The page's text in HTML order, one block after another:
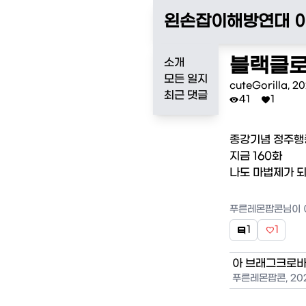
왼손잡이해방연대
소개
모든 일지
최근 댓글
블랙클
cuteGorilla,
41 1
종강기념 정주행
지금 160화
나도 마법제가
푸른레몬팝콘님이
1 1
아 브래그크로
푸른레몬팝콘,